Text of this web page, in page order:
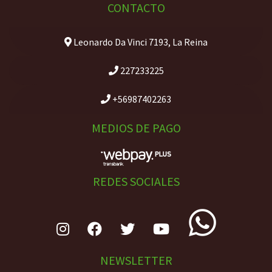
CONTACTO
Leonardo Da Vinci 7193, La Reina
227233225
+56987402263
MEDIOS DE PAGO
REDES SOCIALES
NEWSLETTER